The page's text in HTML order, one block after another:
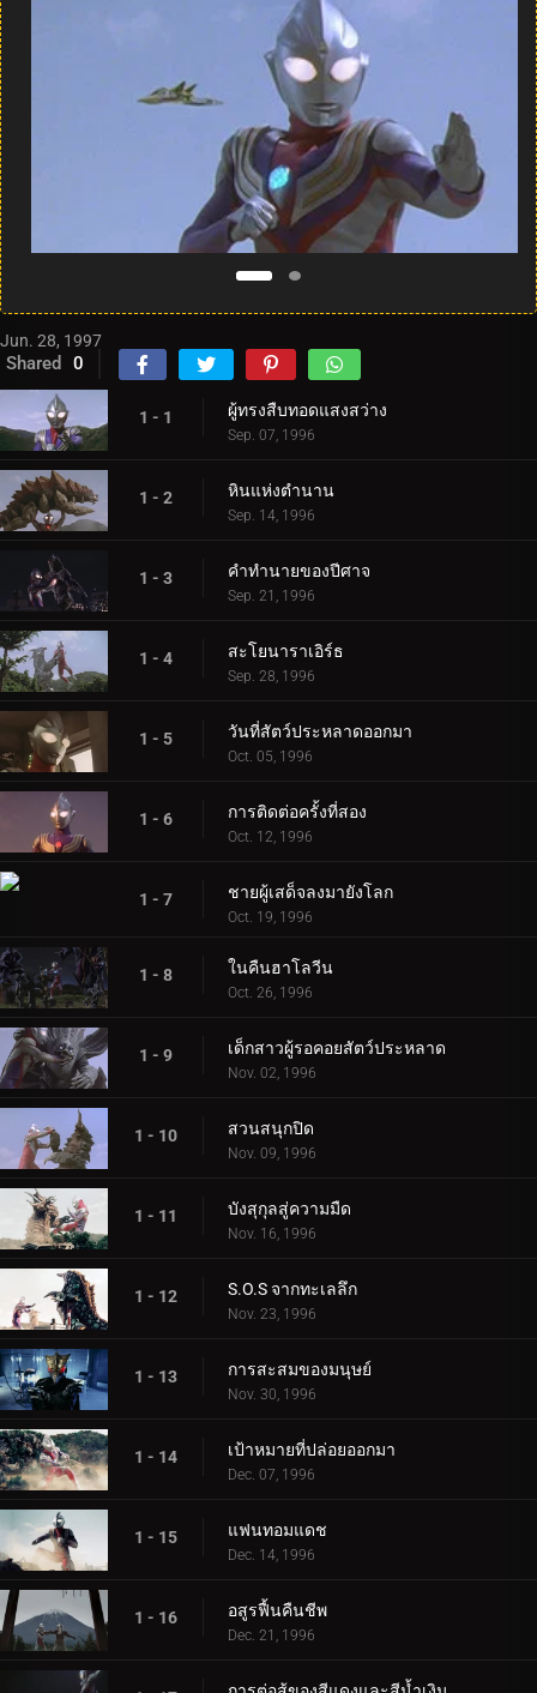
Jun. 28, 1997
Shared 0
1 - 1 ผู้ทรงสืบทอดแสงสว่าง
Sep. 07, 1996
1 - 2 หินแห่งตำนาน
Sep. 14, 1996
1 - 3 คำทำนายของปีศาจ
Sep. 21, 1996
1 - 4 สะโยนาราเอิร์ธ
Sep. 28, 1996
1 - 5 วันที่สัตว์ประหลาดออกมา
Oct. 05, 1996
1 - 6 การติดต่อครั้งที่สอง
Oct. 12, 1996
1 - 7 ชายผู้เสด็จลงมายังโลก
Oct. 19, 1996
1 - 8 ในคืนฮาโลวีน
Oct. 26, 1996
1 - 9 เด็กสาวผู้รอคอยสัตว์ประหลาด
Nov. 02, 1996
1 - 10 สวนสนุกปิด
Nov. 09, 1996
1 - 11 บังสุกุลสู่ความมืด
Nov. 16, 1996
1 - 12 S.O.S จากทะเลลึก
Nov. 23, 1996
1 - 13 การสะสมของมนุษย์
Nov. 30, 1996
1 - 14 เป้าหมายที่ปล่อยออกมา
Dec. 07, 1996
1 - 15 แฟนทอมแดช
Dec. 14, 1996
1 - 16 อสูรฟื้นคืนชีพ
Dec. 21, 1996